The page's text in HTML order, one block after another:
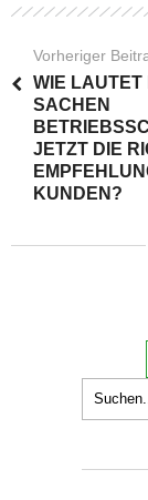
Vorheriger
WIE LAUTET
SACHEN
JETZT DIE
KUNDEN?